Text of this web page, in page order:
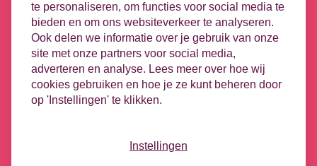
Koppelingen
DULT
Google
Microsoft
HR-koppeling
Contact
Leeuwenbrug 1-51
7411 TE Deventer
Contact opnemen
Vacatures
te personaliseren, om functies voor social media te
bieden en om ons websiteverkeer te analyseren.
Ook delen we informatie over je gebruik van onze
site met onze partners voor social media,
adverteren en analyse. Lees meer over hoe wij
cookies gebruiken en hoe je ze kunt beheren door
op 'Instellingen' te klikken.
Instellingen